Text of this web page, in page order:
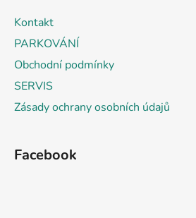
Kontakt
PARKOVÁNÍ
Obchodní podmínky
SERVIS
Zásady ochrany osobních údajů
Facebook